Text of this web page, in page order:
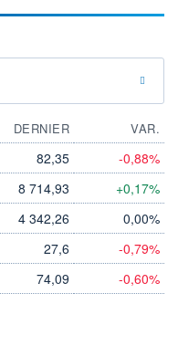
DERNIER
VAR.
82,35 -0,88%
8 714,93 +0,17%
4 342,26 0,00%
27,6 -0,79%
74,09 -0,60%